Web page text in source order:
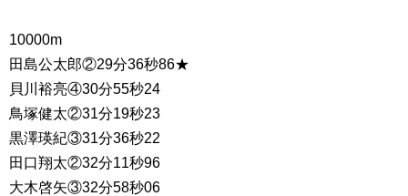
10000m
田島公太郎②29分36秒86★
貝川裕亮④30分55秒24
鳥塚健太②31分19秒23
黒澤瑛紀③31分36秒22
田口翔太②32分11秒96
大木啓矢③32分58秒06